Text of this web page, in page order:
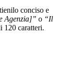
conciso e
Agenzia]” o “Il
120 caratteri.